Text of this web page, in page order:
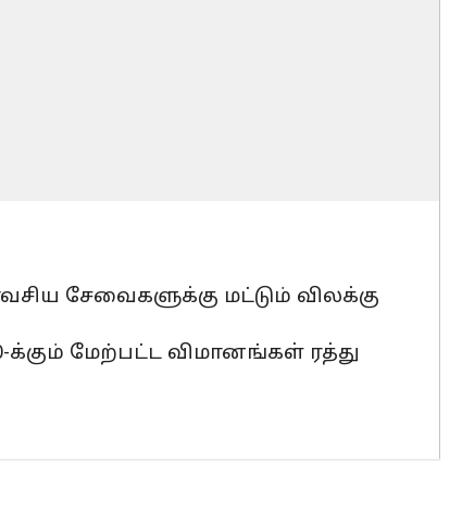
சேவைகளுக்கு மட்டும் விலக்கு
க்கும் மேற்பட்ட விமானங்கள் ரத்து